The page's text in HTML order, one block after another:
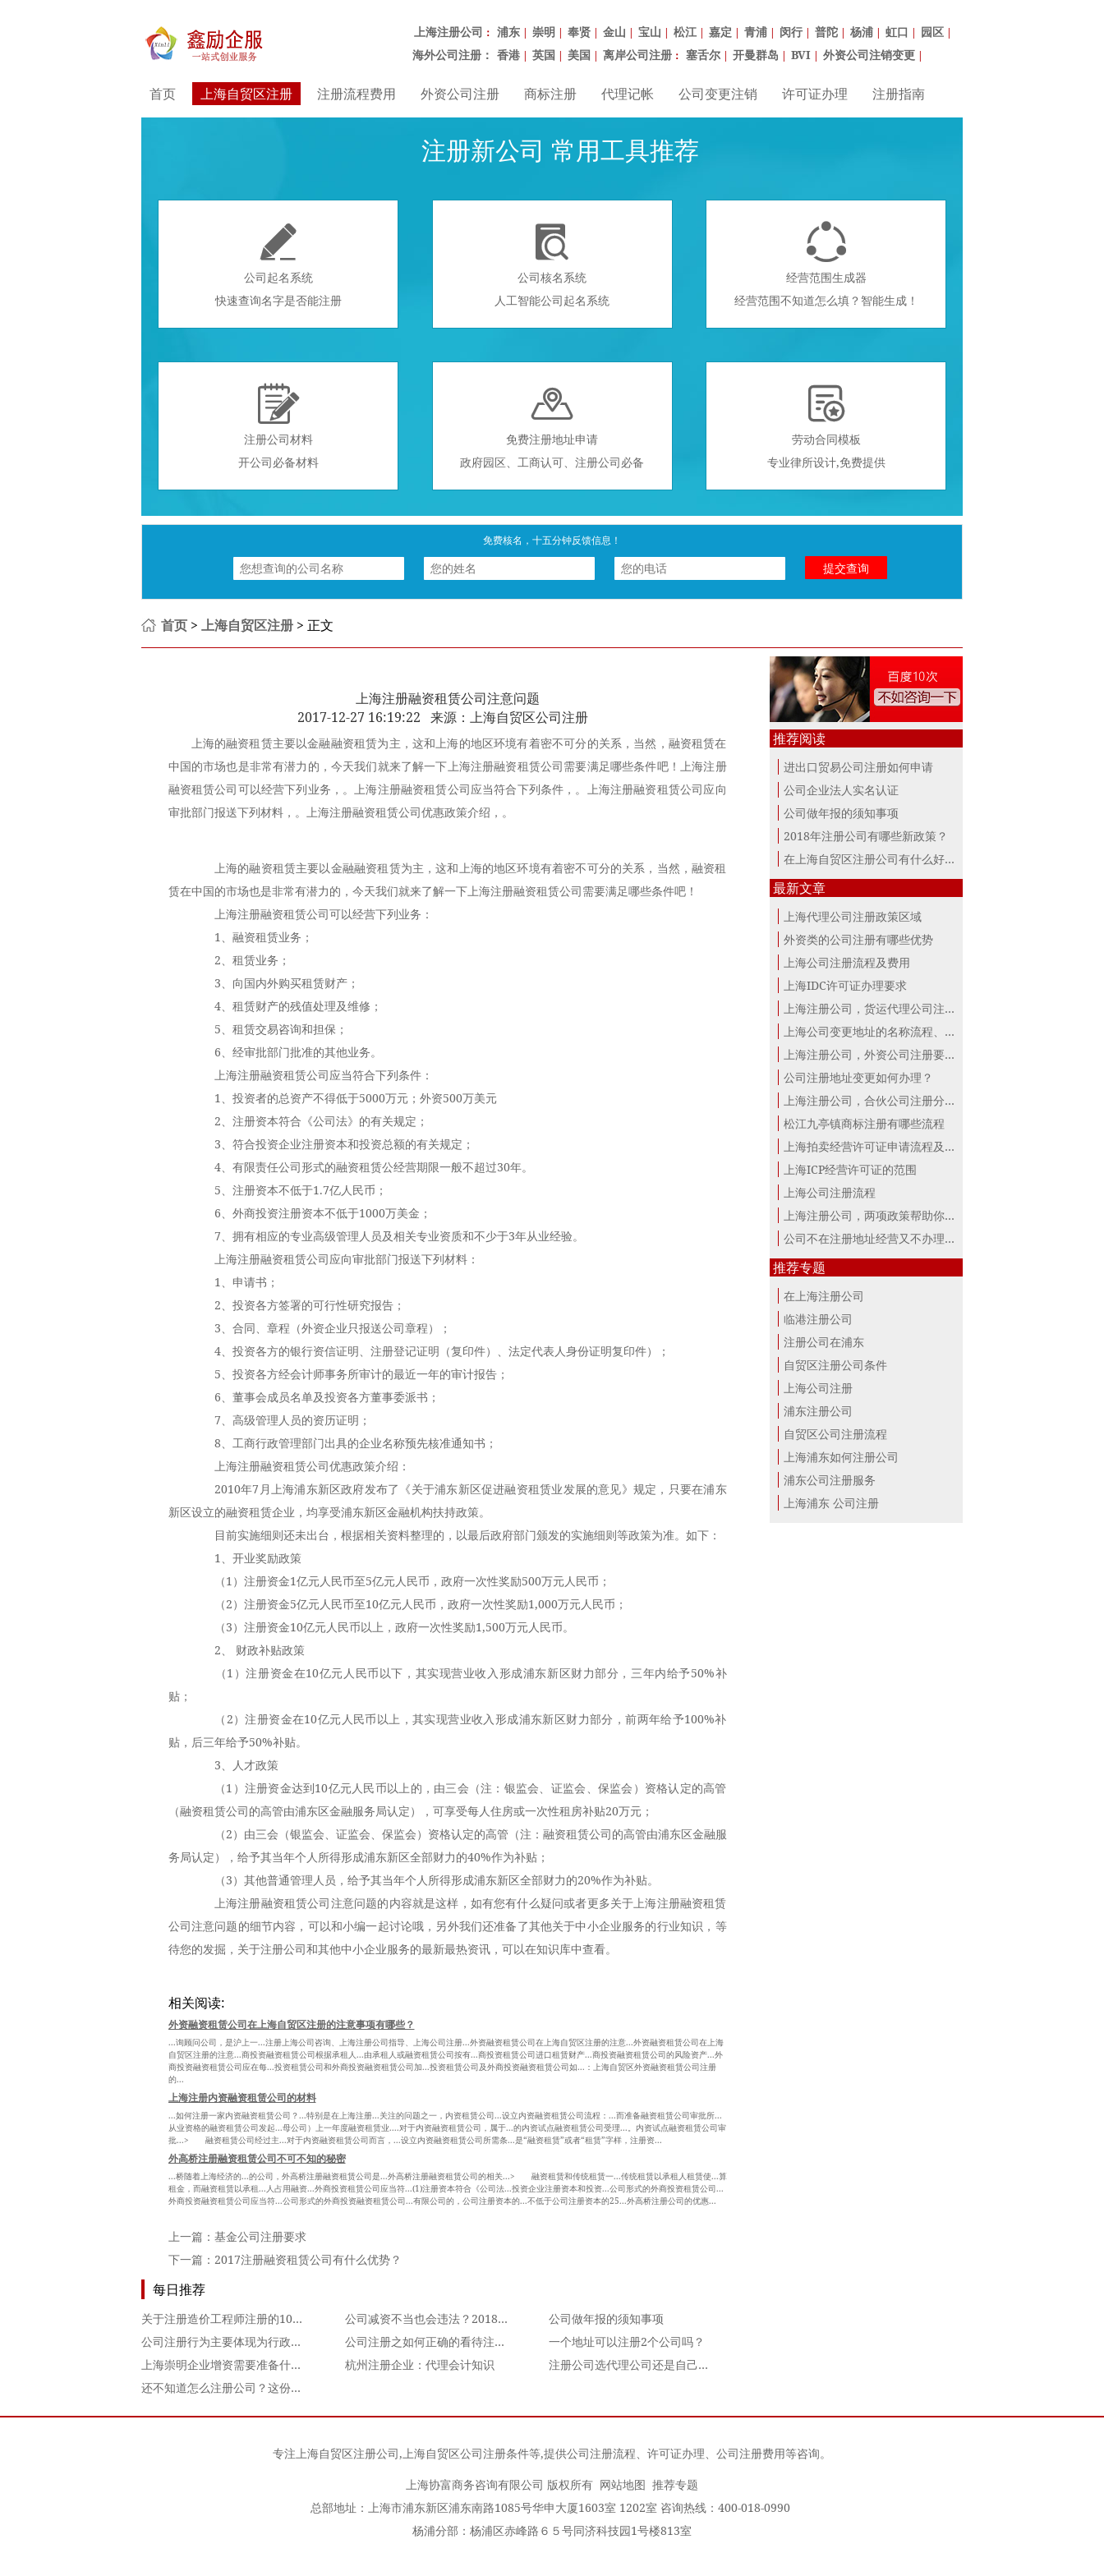
上海注册公司 ： 浦东 | 崇明 | 奉贤 | 金山 | 宝山 | 松江 | 嘉定 | 青浦 | 闵行 | 普陀 | 杨浦 | 虹口 | 园区 |
海外公司注册： 香港 | 英国 | 美国 | 离岸公司注册 ： 塞舌尔 | 开曼群岛 | BVI | 外资公司注销变更 |
首页 上海自贸区注册 注册流程费用 外资公司注册 商标注册 代理记帐 公司变更注销 许可证办理 注册指南
注册新公司 常用工具推荐

公司起名系统
快速查询名字是否能注册

公司核名系统
人工智能公司起名系统

经营范围生成器
经营范围不知道怎么填？智能生成！

注册公司材料
开公司必备材料

免费注册地址申请
政府园区、工商认可、注册公司必备

劳动合同模板
专业律所设计,免费提供
免费核名，十五分钟反馈信息！
首页 > 上海自贸区注册 > 正文
上海注册融资租赁公司注意问题
2017-12-27 16:19:22 来源：上海自贸区公司注册
上海的融资租赁主要以金融融资租赁为主，这和上海的地区环境有着密不可分的关系，当然，融资租赁在
中国的市场也是非常有潜力的，今天我们就来了解一下上海注册融资租赁公司需要满足哪些条件吧！上海注册
融资租赁公司可以经营下列业务，。上海注册融资租赁公司应当符合下列条件，。上海注册融资租赁公司应向
审批部门报送下列材料，。上海注册融资租赁公司优惠政策介绍，。
上海的融资租赁主要以金融融资租赁为主，这和上海的地区环境有着密不可分的关系，当然，融资租
赁在中国的市场也是非常有潜力的，今天我们就来了解一下上海注册融资租赁公司需要满足哪些条件吧！
上海注册融资租赁公司可以经营下列业务：
1、融资租赁业务；
2、租赁业务；
3、向国内外购买租赁财产；
4、租赁财产的残值处理及维修；
5、租赁交易咨询和担保；
6、经审批部门批准的其他业务。
上海注册融资租赁公司应当符合下列条件：
1、投资者的总资产不得低于5000万元；外资500万美元
2、注册资本符合《公司法》的有关规定；
3、符合投资企业注册资本和投资总额的有关规定；
4、有限责任公司形式的融资租赁公经营期限一般不超过30年。
5、注册资本不低于1.7亿人民币；
6、外商投资注册资本不低于1000万美金；
7、拥有相应的专业高级管理人员及相关专业资质和不少于3年从业经验。
上海注册融资租赁公司应向审批部门报送下列材料：
1、申请书；
2、投资各方签署的可行性研究报告；
3、合同、章程（外资企业只报送公司章程）；
4、投资各方的银行资信证明、注册登记证明（复印件）、法定代表人身份证明复印件）；
5、投资各方经会计师事务所审计的最近一年的审计报告；
6、董事会成员名单及投资各方董事委派书；
7、高级管理人员的资历证明；
8、工商行政管理部门出具的企业名称预先核准通知书；
上海注册融资租赁公司优惠政策介绍：
2010年7月上海浦东新区政府发布了《关于浦东新区促进融资租赁业发展的意见》规定，只要在浦东
新区设立的融资租赁企业，均享受浦东新区金融机构扶持政策。
目前实施细则还未出台，根据相关资料整理的，以最后政府部门颁发的实施细则等政策为准。如下：
1、开业奖励政策
（1）注册资金1亿元人民币至5亿元人民币，政府一次性奖励500万元人民币；
（2）注册资金5亿元人民币至10亿元人民币，政府一次性奖励1,000万元人民币；
（3）注册资金10亿元人民币以上，政府一次性奖励1,500万元人民币。
2、 财政补贴政策
（1）注册资金在10亿元人民币以下，其实现营业收入形成浦东新区财力部分，三年内给予50%补
贴；
（2）注册资金在10亿元人民币以上，其实现营业收入形成浦东新区财力部分，前两年给予100%补
贴，后三年给予50%补贴。
3、人才政策
（1）注册资金达到10亿元人民币以上的，由三会（注：银监会、证监会、保监会）资格认定的高管
（融资租赁公司的高管由浦东区金融服务局认定），可享受每人住房或一次性租房补贴20万元；
（2）由三会（银监会、证监会、保监会）资格认定的高管（注：融资租赁公司的高管由浦东区金融服
务局认定），给予其当年个人所得形成浦东新区全部财力的40%作为补贴；
（3）其他普通管理人员，给予其当年个人所得形成浦东新区全部财力的20%作为补贴。
上海注册融资租赁公司注意问题的内容就是这样，如有您有什么疑问或者更多关于上海注册融资租赁
公司注意问题的细节内容，可以和小编一起讨论哦，另外我们还准备了其他关于中小企业服务的行业知识，等
待您的发掘，关于注册公司和其他中小企业服务的最新最热资讯，可以在知识库中查看。
相关阅读:
外资融资租赁公司在上海自贸区注册的注意事项有哪些？
...询顾问公司，是沪上一...注册上海公司咨询、上海注册公司指导、上海公司注册...外资融资租赁公司在上海自贸区注册的注意...外资融资租赁公司在上海
自贸区注册的注意...商投资融资租赁公司根据承租人...由承租人或融资租赁公司按有...商投资租赁公司进口租赁财产...商投资融资租赁公司的风险资产...外
商投资融资租赁公司应在每...投资租赁公司和外商投资融资租赁公司加...投资租赁公司及外商投资融资租赁公司如...：上海自贸区外资融资租赁公司注册
的...
上海注册内资融资租赁公司的材料
...如何注册一家内资融资租赁公司？...特别是在上海注册...关注的问题之一，内资租赁公司...设立内资融资租赁公司流程：...而准备融资租赁公司审批所...
从业资格的融资租赁公司发起...母公司）上一年度融资租赁业....对于内资融资租赁公司，属于...的内资试点融资租赁公司受理...。内资试点融资租赁公司审
批...> 融资租赁公司经过主...对于内资融资租赁公司而言，...设立内资融资租赁公司所需条...是“融资租赁”或者“租赁”字样，注册资...
外高桥注册融资租赁公司不可不知的秘密
...桥随着上海经济的...的公司，外高桥注册融资租赁公司是...外高桥注册融资租赁公司的相关...> 融资租赁和传统租赁一...传统租赁以承租人租赁使...算
租金，而融资租赁以承租...人占用融资...外商投资租赁公司应当符...(1)注册资本符合《公司法...投资企业注册资本和投资...公司形式的外商投资租赁公司...
外商投资融资租赁公司应当符...公司形式的外商投资融资租赁公司...有限公司的，公司注册资本的...不低于公司注册资本的25...外高桥注册公司的优惠...
上一篇： 基金公司注册要求
下一篇： 2017注册融资租赁公司有什么优势？
每日推荐
关于注册造价工程师注册的10个问题 公司减资不当也会违法？2018新公司法规定：要注意这
公司做年报的须知事项
公司注册行为主要体现为行政行为
公司注册之如何正确的看待注册资本
一个地址可以注册2个公司吗？
上海崇明企业增资需要准备什么资料？
杭州注册企业：代理会计知识
注册公司选代理公司还是自己注册？
还不知道怎么注册公司？这份注册公司流程及费用攻略赶快
推荐阅读
进出口贸易公司注册如何申请
公司企业法人实名认证
公司做年报的须知事项
2018年注册公司有哪些新政策？
在上海自贸区注册公司有什么好处？
最新文章
上海代理公司注册政策区域
外资类的公司注册有哪些优势
上海公司注册流程及费用
上海IDC许可证办理要求
上海注册公司，货运代理公司注册条件！
上海公司变更地址的名称流程、材料、...
上海注册公司，外资公司注册要点！
公司注册地址变更如何办理？
上海注册公司，合伙公司注册分析！
松江九亭镇商标注册有哪些流程
上海拍卖经营许可证申请流程及材料
上海ICP经营许可证的范围
上海公司注册流程
上海注册公司，两项政策帮助你最大。
公司不在注册地址经营又不办理变更，...
推荐专题
在上海注册公司
临港注册公司
注册公司在浦东
自贸区注册公司条件
上海公司注册
浦东注册公司
自贸区公司注册流程
上海浦东如何注册公司
浦东公司注册服务
上海浦东 公司注册
专注上海自贸区注册公司,上海自贸区公司注册条件等,提供公司注册流程、许可证办理、公司注册费用等咨询。
上海协富商务咨询有限公司 版权所有 网站地图 推荐专题
总部地址：上海市浦东新区浦东南路1085号华申大厦1603室 1202室 咨询热线：400-018-0990
杨浦分部：杨浦区赤峰路６５号同济科技园1号楼813室